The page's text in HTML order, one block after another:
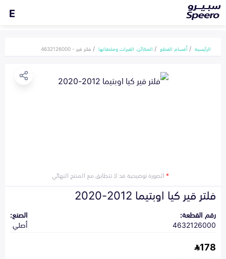
E
الرئيسية أقسام القطع المكائن، القيرات وملحقاتها فلتر قير - 4632126000
*الصورة توضيحية قد لا تتطابق مع المنتج النهائي
فلتر قير كيا اوبتيما 2012-2020
رقم القطعة:
4632126000
الصنع:
أصلي
178